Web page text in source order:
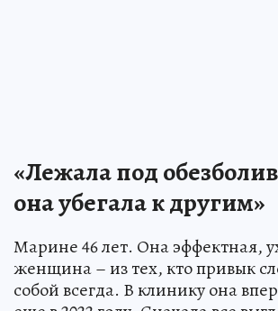
«Лежала под
она убегала к другим»
Марине 46 лет. Она эффектная,
женщина – из тех, кто привык
собой всегда. В клинику она